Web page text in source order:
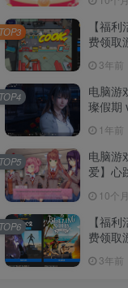
【福
费领取
3年前
TOP3
电脑游
璨假期
PRISM
1年前
TOP4
电脑游
爱】心
【中文/
10个
TOP5
【福
费领取
3年前
TOP6
【福
费领取
3年前
TOP3
电脑游
璨假期
PRISM
1年前
TOP4
电脑游
爱】心
【中文/
10个
TOP5
【福
费领取
3年前
TOP6